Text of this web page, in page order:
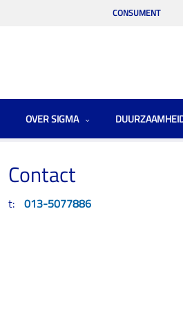
CONSUMENT
OVER SIGMA
Contact
t: 013-5077886